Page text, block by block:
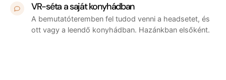
VR-séta a saját konyhádban
A bemutatóteremben fel tudod venni a headsetet, és
ott vagy a leendő konyhádban. Hazánkban elsőként.